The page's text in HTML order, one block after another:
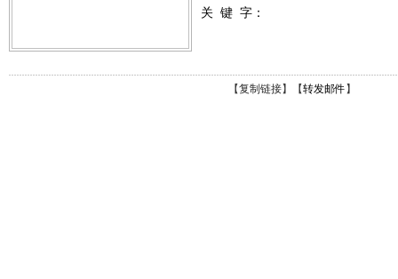
关 键 字：
【复制链接】【转发邮件 】